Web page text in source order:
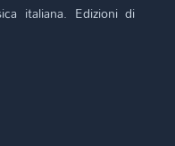
italiana. Edizioni di